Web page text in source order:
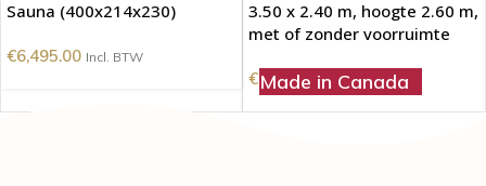
Sauna (400x214x230)
€6,495.00 Incl. BTW
Made in Canada
3.50 x 2.40 m, hoogte 2.60 m,
met of zonder voorruimte
€8,200.00 Incl. BTW